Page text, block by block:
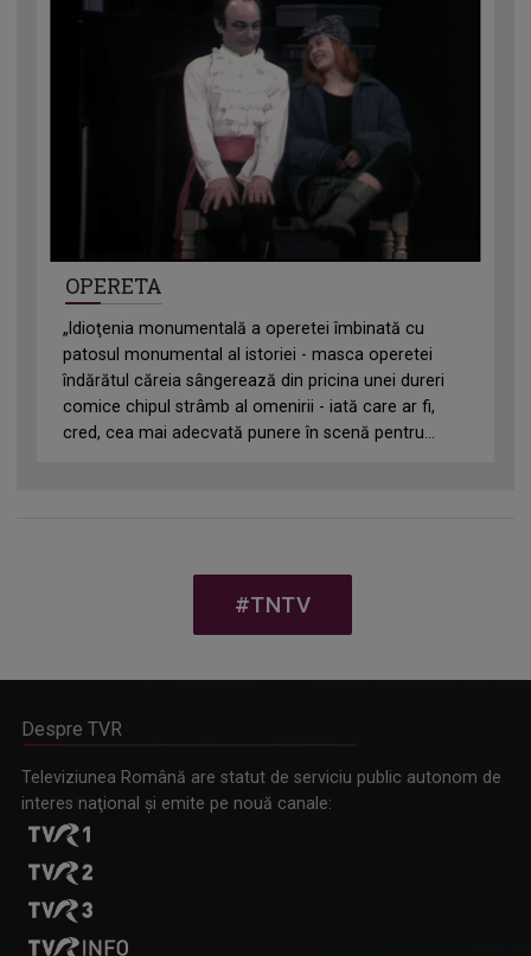
OPERETA
„ldioţenia monumentală a operetei îmbinată cu
patosul monumental al istoriei - masca operetei
îndărătul căreia sângerează din pricina unei dureri
comice chipul strâmb al omenirii - iată care ar fi,
cred, cea mai adecvată punere în scenă pentru...
#TNTV
Despre TVR
Televiziunea Română are statut de serviciu public autonom de
interes naţional şi emite pe nouă canale: